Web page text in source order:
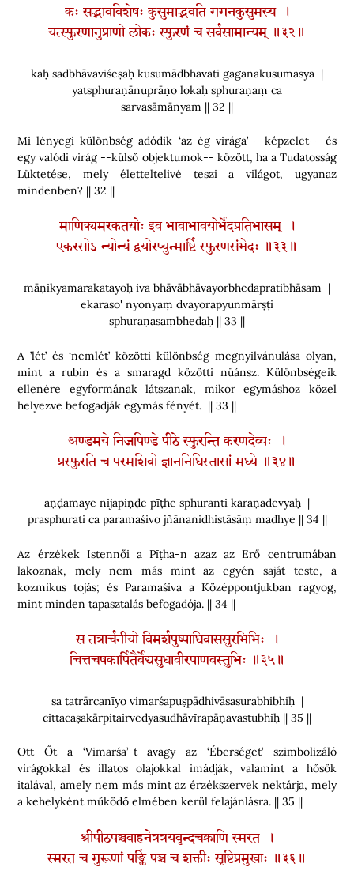
कः सद्भावविशेषः कुसुमाद्भवति गगनकुसुमस्य ।
यत्स्फुरणानुप्राणो लोकः स्फुरणं च सर्वसामान्यम् ॥३२॥
kaḥ sadbhāvaviśeṣaḥ kusumādbhavati gaganakusumasya |
yatsphuraṇānuprāṇo lokaḥ sphuraṇaṃ ca
sarvasāmānyam || 32 ||
Mi lényegi különbség adódik ‘az ég virága’ --képzelet-- és
egy valódi virág --külső objektumok-- között, ha a Tudatosság
Lüktetése, mely életteltelivé teszi a világot, ugyanaz
mindenben? || 32 ||
माणिक्यमरकतयोः इव भावाभावयोर्भेदप्रतिभासम् ।
एकरसोऽ न्योन्यं द्वयोरप्युन्मार्ष्टि स्फुरणसंभेदः ॥३३॥
māṇikyamarakatayoḥ iva bhāvābhāvayorbhedapratibhāsam |
ekaraso' nyonyaṃ dvayorapyunmārṣṭi
sphuraṇasaṃbhedaḥ || 33 ||
A ’lét’ és ‘nemlét’ közötti különbség megnyilvánulása olyan,
mint a rubin és a smaragd közötti nüánsz. Különbségeik
ellenére egyformának látszanak, mikor egymáshoz közel
helyezve befogadják egymás fényét. || 33 ||
अण्डमये निजपिण्डे पीठे स्फुरन्ति करणदेव्यः ।
प्रस्फुरति च परमशिवो ज्ञाननिधिस्तासां मध्ये ॥३४॥
aṇḍamaye nijapiṇḍe pīṭhe sphuranti karaṇadevyaḥ |
prasphurati ca paramaśivo jñānanidhistāsāṃ madhye || 34 ||
Az érzékek Istennői a Pīṭha-n azaz az Erő centrumában
lakoznak, mely nem más mint az egyén saját teste, a
kozmikus tojás; és Paramaśiva a Középpontjukban ragyog,
mint minden tapasztalás befogadója. || 34 ||
स तत्रार्चनीयो विमर्शपुष्पाधिवाससुरभिभिः ।
चित्तचषकार्पितैर्वेद्यसुधावीरपाणवस्तुभिः ॥३५॥
sa tatrārcanīyo vimarśapuṣpādhivāsasurabhibhiḥ |
cittacaṣakārpitairvedyasudhāvīrapāṇavastubhiḥ || 35 ||
Ott Őt a ‘Vimarśa’-t avagy az ‘Éberséget’ szimbolizáló
virágokkal és illatos olajokkal imádják, valamint a hősök
italával, amely nem más mint az érzékszervek nektárja, mely
a kehelyként működő elmében kerül felajánlásra. || 35 ||
श्रीपीठपञ्चवाहनेत्रत्रयवृन्दचक्राणि स्मरत ।
स्मरत च गुरूणां पङ्क्तिं पञ्च च शक्तीः सृष्टिप्रमुखाः ॥३६॥